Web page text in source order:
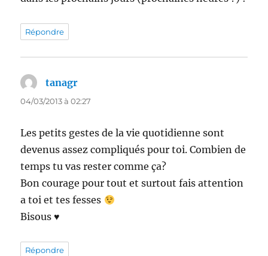
Répondre
tanagr
04/03/2013 à 02:27
Les petits gestes de la vie quotidienne sont
devenus assez compliqués pour toi. Combien de
temps tu vas rester comme ça?
Bon courage pour tout et surtout fais attention
a toi et tes fesses
Bisous ♥
Répondre